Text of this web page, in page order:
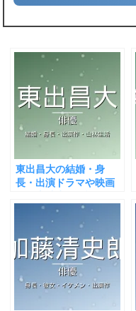
東出昌大の結婚・身
長・出演ドラマや映画